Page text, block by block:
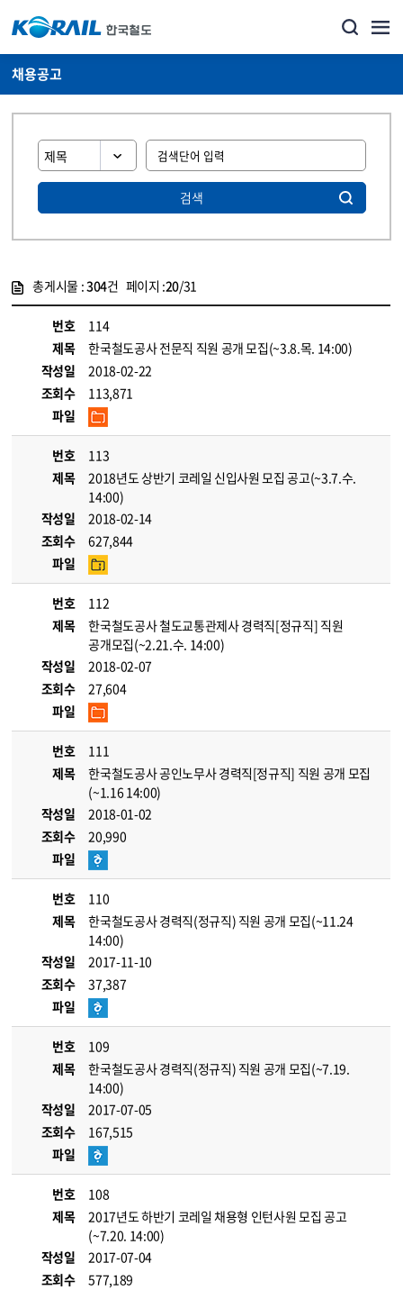
채용공고
검색
총게시물 :304건 페이지 :20/31
번호
114
제목
한국철도공사 전문직 직원 공개 모집(~3.8.목. 14:00)
작성일
2018-02-22
조회수
113,871
파일
번호
113
제목
2018년도 상반기 코레일 신입사원 모집 공고(~3.7.수.
14:00)
작성일
2018-02-14
조회수
627,844
파일
번호
112
제목
한국철도공사 철도교통관제사 경력직[정규직] 직원
공개모집(~2.21.수. 14:00)
작성일
2018-02-07
조회수
27,604
파일
번호
111
제목
한국철도공사 공인노무사 경력직[정규직] 직원 공개 모집
(~1.16 14:00)
작성일
2018-01-02
조회수
20,990
파일
번호
110
제목
한국철도공사 경력직(정규직) 직원 공개 모집(~11.24
14:00)
작성일
2017-11-10
조회수
37,387
파일
번호
109
제목
한국철도공사 경력직(정규직) 직원 공개 모집(~7.19.
14:00)
작성일
2017-07-05
조회수
167,515
파일
번호
108
제목
2017년도 하반기 코레일 채용형 인턴사원 모집 공고
(~7.20. 14:00)
작성일
2017-07-04
조회수
577,189